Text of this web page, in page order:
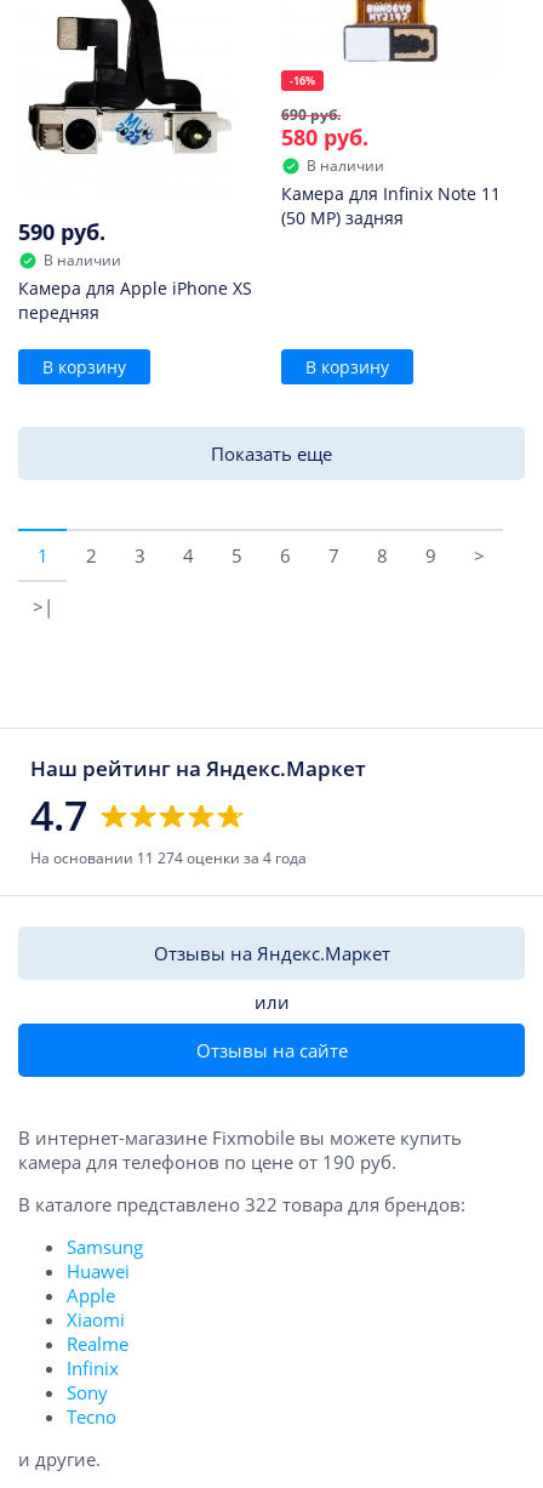
590 руб.
В наличии
Камера для Apple iPhone XS
передняя
В корзину
-16%
690 руб.
580 руб.
В наличии
Камера для Infinix Note 11
(50 MP) задняя
В корзину
Показать еще
1 2 3 4 5 6 7 8 9 >
>|
Наш рейтинг на Яндекс.Маркет
4.7
На основании 11 274 оценки за 4 года
Отзывы на Яндекс.Маркет
или
Отзывы на сайте
В интернет-магазине Fixmobile вы можете купить
камера для телефонов по цене от 190 руб.
В каталоге представлено 322 товара для брендов:
Samsung
Huawei
Apple
Xiaomi
Realme
Infinix
Sony
Tecno
и другие.